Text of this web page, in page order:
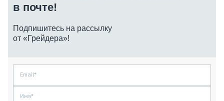
в почте!
Подпишитесь на рассылку
от «Грейдера»!